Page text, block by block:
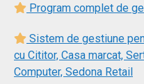
Program complet de
Sistem de gestiune
cu Cititor, Casa marcat,
Computer, Sedona Retail